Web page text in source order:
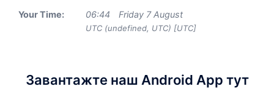
Your Time: 06:44 Friday 7 August
UTC (undefined, UTC) [UTC]
Завантажте наш Android App тут